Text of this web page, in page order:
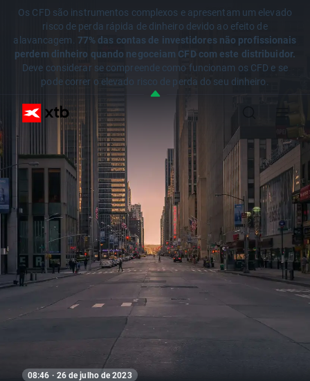
Os CFD são instrumentos complexos e apresentam um elevado
risco de perda rápida de dinheiro devido ao efeito de
alavancagem. 77% das contas de investidores não profissionais
perdem dinheiro quando negoceiam CFD com este distribuidor.
Deve considerar se compreende como funcionam os CFD e se
pode correr o elevado risco de perda do seu dinheiro.
08:46 · 26 de julho de 2023